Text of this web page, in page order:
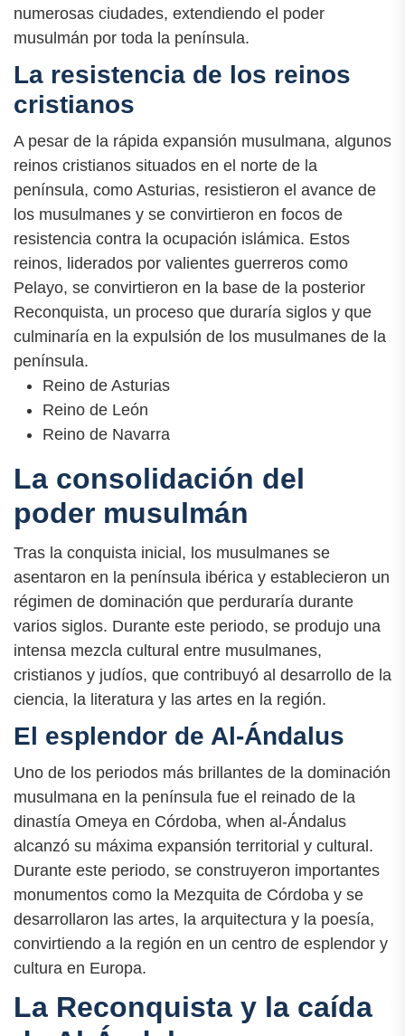
numerosas ciudades, extendiendo el poder
musulmán por toda la península.
La resistencia de los reinos
cristianos
A pesar de la rápida expansión musulmana, algunos
reinos cristianos situados en el norte de la
península, como Asturias, resistieron el avance de
los musulmanes y se convirtieron en focos de
resistencia contra la ocupación islámica. Estos
reinos, liderados por valientes guerreros como
Pelayo, se convirtieron en la base de la posterior
Reconquista, un proceso que duraría siglos y que
culminaría en la expulsión de los musulmanes de la
península.
Reino de Asturias
Reino de León
Reino de Navarra
La consolidación del
poder musulmán
Tras la conquista inicial, los musulmanes se
asentaron en la península ibérica y establecieron un
régimen de dominación que perduraría durante
varios siglos. Durante este periodo, se produjo una
intensa mezcla cultural entre musulmanes,
cristianos y judíos, que contribuyó al desarrollo de la
ciencia, la literatura y las artes en la región.
El esplendor de Al-Ándalus
Uno de los periodos más brillantes de la dominación
musulmana en la península fue el reinado de la
dinastía Omeya en Córdoba, when al-Ándalus
alcanzó su máxima expansión territorial y cultural.
Durante este periodo, se construyeron importantes
monumentos como la Mezquita de Córdoba y se
desarrollaron las artes, la arquitectura y la poesía,
convirtiendo a la región en un centro de esplendor y
cultura en Europa.
La Reconquista y la caída